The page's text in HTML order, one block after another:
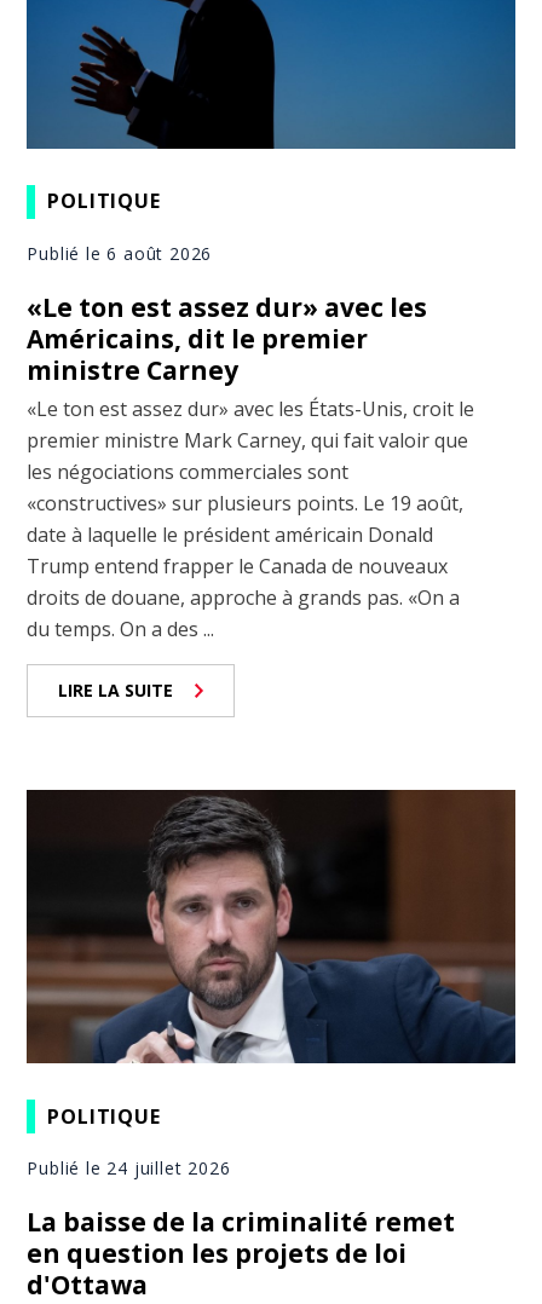
POLITIQUE
Publié le 6 août 2026
«Le ton est assez dur» avec les
Américains, dit le premier
ministre Carney
«Le ton est assez dur» avec les États-Unis, croit le
premier ministre Mark Carney, qui fait valoir que
les négociations commerciales sont
«constructives» sur plusieurs points. Le 19 août,
date à laquelle le président américain Donald
Trump entend frapper le Canada de nouveaux
droits de douane, approche à grands pas. «On a
du temps. On a des ...
LIRE LA SUITE
POLITIQUE
Publié le 24 juillet 2026
La baisse de la criminalité remet
en question les projets de loi
d'Ottawa